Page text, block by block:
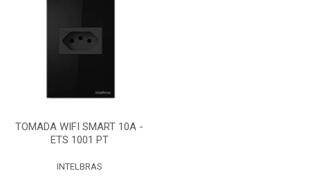
TOMADA WIFI SMART 10A -
ETS 1001 PT
INTELBRAS